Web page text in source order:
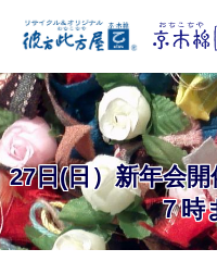
27日(日）新年会
７時